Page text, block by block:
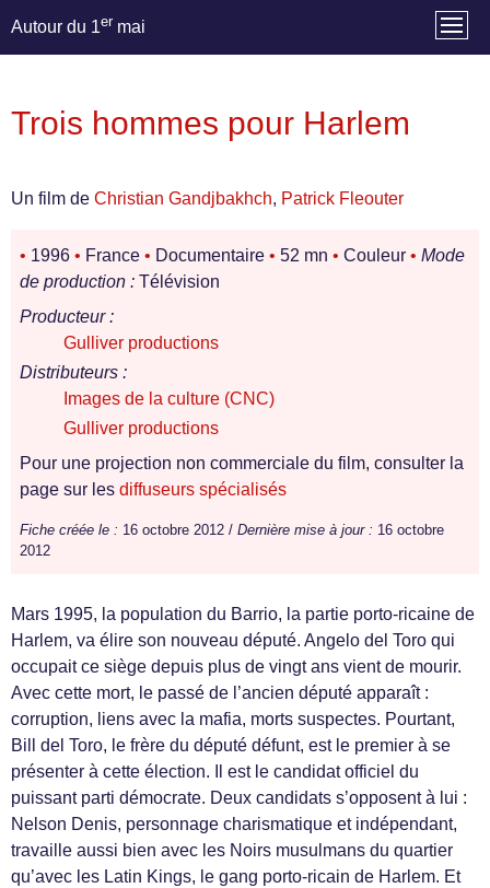
Autour du 1er mai
Trois hommes pour Harlem
Un film de Christian Gandjbakhch, Patrick Fleouter
• 1996 • France • Documentaire • 52 mn • Couleur • Mode
de production : Télévision
Producteur :
Gulliver productions
Distributeurs :
Images de la culture (CNC)
Gulliver productions
Pour une projection non commerciale du film, consulter la
page sur les diffuseurs spécialisés
Fiche créée le : 16 octobre 2012 / Dernière mise à jour : 16 octobre
2012
Mars 1995, la population du Barrio, la partie porto-ricaine de
Harlem, va élire son nouveau député. Angelo del Toro qui
occupait ce siège depuis plus de vingt ans vient de mourir.
Avec cette mort, le passé de l’ancien député apparaît :
corruption, liens avec la mafia, morts suspectes. Pourtant,
Bill del Toro, le frère du député défunt, est le premier à se
présenter à cette élection. Il est le candidat officiel du
puissant parti démocrate. Deux candidats s’opposent à lui :
Nelson Denis, personnage charismatique et indépendant,
travaille aussi bien avec les Noirs musulmans du quartier
qu’avec les Latin Kings, le gang porto-ricain de Harlem. Et